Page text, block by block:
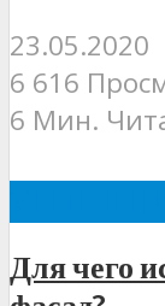
23.05.2020
6 616
6 Мин.
Для чего